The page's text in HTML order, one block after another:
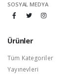
SOSYAL MEDYA
Ürünler
Tüm Kategoriler
Yayınevleri